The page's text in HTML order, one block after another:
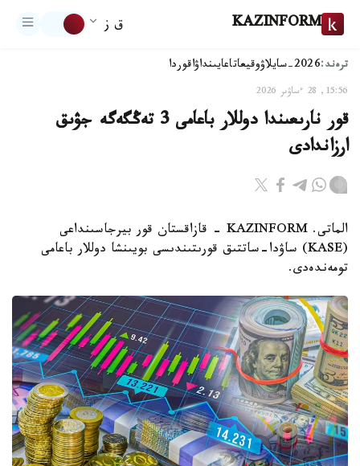
KAZINFORM ق ز
ترەند:2026-سايلاۋ وقيعاتاعايىنداۋاقوردا
15:56, 28 ءساۋىر 2026
قور نارىعىندا دوللار باعامى 3 تەڭگەگە جۋىق
ارزاندادى
الماتى. KAZINFORM - قازاقستان قور بيرجاسىنداعى
(KASE) ساۋدا-ساتتىق قورىتىندىسى بويىنشا دوللار باعامى
تومەندەدى.